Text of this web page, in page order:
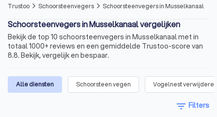
Trustoo arrow_forward_ios Schoorsteenvegers arrow_forward_ios Schoorsteenvegers in Musselkanaal
Schoorsteenvegers in Musselkanaal vergelijken
Bekijk de top 10 schoorsteenvegers in Musselkanaal met in
totaal 1000+ reviews en een gemiddelde Trustoo-score van
8.8. Bekijk, vergelijk en bespaar.
Alle diensten Schoorsteen vegen Vogelnest
filter_list Filters